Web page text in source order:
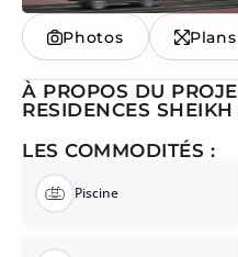
Photos Plans
À PROPOS DU
RESIDENCES
LES COMMODITÉS :
Piscine